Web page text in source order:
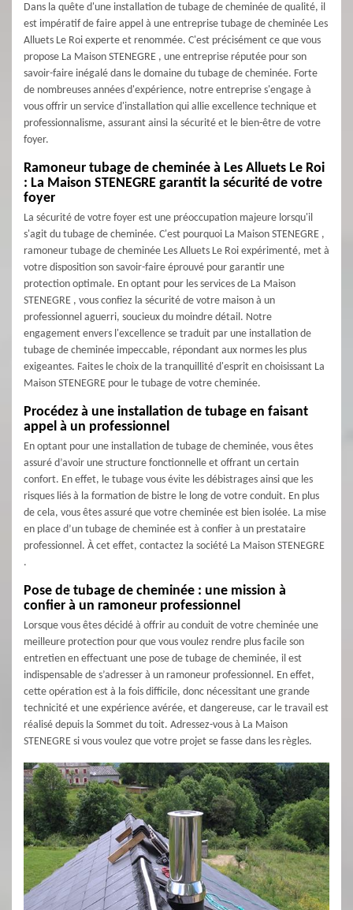
Dans la quête d'une installation de tubage de cheminée de qualité, il
est impératif de faire appel à une entreprise tubage de cheminée Les
Alluets Le Roi experte et renommée. C'est précisément ce que vous
propose La Maison STENEGRE , une entreprise réputée pour son
savoir-faire inégalé dans le domaine du tubage de cheminée. Forte
de nombreuses années d'expérience, notre entreprise s'engage à
vous offrir un service d'installation qui allie excellence technique et
professionnalisme, assurant ainsi la sécurité et le bien-être de votre
foyer.
Ramoneur tubage de cheminée à Les Alluets Le Roi
: La Maison STENEGRE garantit la sécurité de votre
foyer
La sécurité de votre foyer est une préoccupation majeure lorsqu'il
s'agit du tubage de cheminée. C'est pourquoi La Maison STENEGRE ,
ramoneur tubage de cheminée Les Alluets Le Roi expérimenté, met à
votre disposition son savoir-faire éprouvé pour garantir une
protection optimale. En optant pour les services de La Maison
STENEGRE , vous confiez la sécurité de votre maison à un
professionnel aguerri, soucieux du moindre détail. Notre
engagement envers l'excellence se traduit par une installation de
tubage de cheminée impeccable, répondant aux normes les plus
exigeantes. Faites le choix de la tranquillité d'esprit en choisissant La
Maison STENEGRE pour le tubage de votre cheminée.
Procédez à une installation de tubage en faisant
appel à un professionnel
En optant pour une installation de tubage de cheminée, vous êtes
assuré d’avoir une structure fonctionnelle et offrant un certain
confort. En effet, le tubage vous évite les débistrages ainsi que les
risques liés à la formation de bistre le long de votre conduit. En plus
de cela, vous êtes assuré que votre cheminée est bien isolée. La mise
en place d’un tubage de cheminée est à confier à un prestataire
professionnel. À cet effet, contactez la société La Maison STENEGRE
.
Pose de tubage de cheminée : une mission à
confier à un ramoneur professionnel
Lorsque vous êtes décidé à offrir au conduit de votre cheminée une
meilleure protection pour que vous voulez rendre plus facile son
entretien en effectuant une pose de tubage de cheminée, il est
indispensable de s’adresser à un ramoneur professionnel. En effet,
cette opération est à la fois difficile, donc nécessitant une grande
technicité et une expérience avérée, et dangereuse, car le travail est
réalisé depuis la Sommet du toit. Adressez-vous à La Maison
STENEGRE si vous voulez que votre projet se fasse dans les règles.